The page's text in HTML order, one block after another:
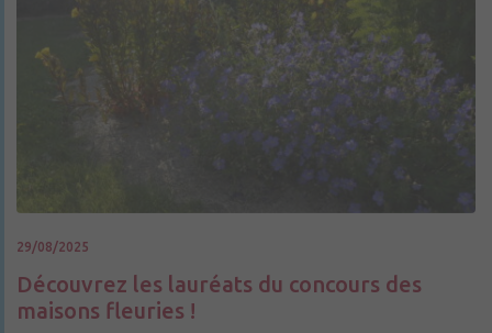
29/08/2025
Découvrez les lauréats du concours des
maisons fleuries !